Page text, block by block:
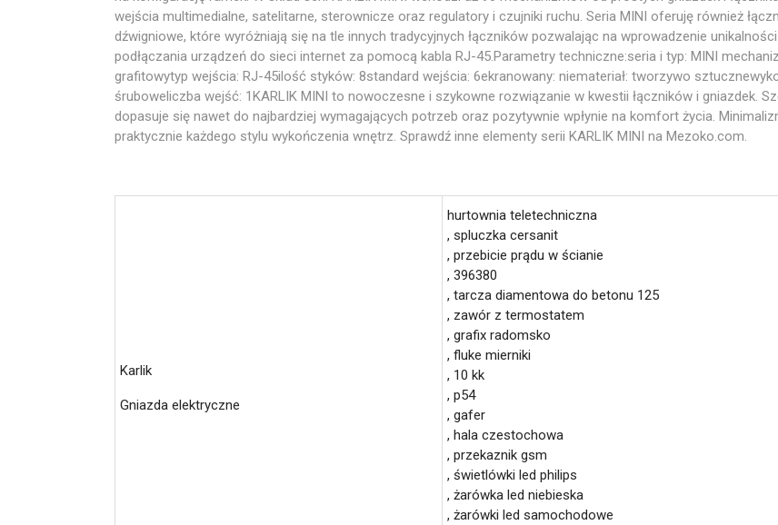
wejścia multimedialne, satelitarne, sterownicze oraz regulatory i czujniki ruchu. Seria MINI oferuję również
dźwigniowe, które wyróżniają się na tle innych tradycyjnych łączników pozwalając na wprowadzenie
podłączania urządzeń do sieci internet za pomocą kabla RJ-45.Parametry techniczne:seria i typ: MINI
grafitowytyp wejścia: RJ-45ilość styków: 8standard wejścia: 6ekranowany: niemateriał: tworzywo
śruboweliczba wejść: 1KARLIK MINI to nowoczesne i szykowne rozwiązanie w kwestii łączników i gniazdek.
dopasuje się nawet do najbardziej wymagających potrzeb oraz pozytywnie wpłynie na komfort życia.
praktycznie każdego stylu wykończenia wnętrz. Sprawdź inne elementy serii KARLIK MINI na Mezoko.com.
Karlik
Gniazda elektryczne
hurtownia teletechniczna
, spluczka cersanit
, przebicie prądu w ścianie
, 396380
, tarcza diamentowa do betonu 125
, zawór z termostatem
, grafix radomsko
, fluke mierniki
, 10 kk
, p54
, gafer
, hala czestochowa
, przekaznik gsm
, świetlówki led philips
, żarówka led niebieska
, żarówki led samochodowe